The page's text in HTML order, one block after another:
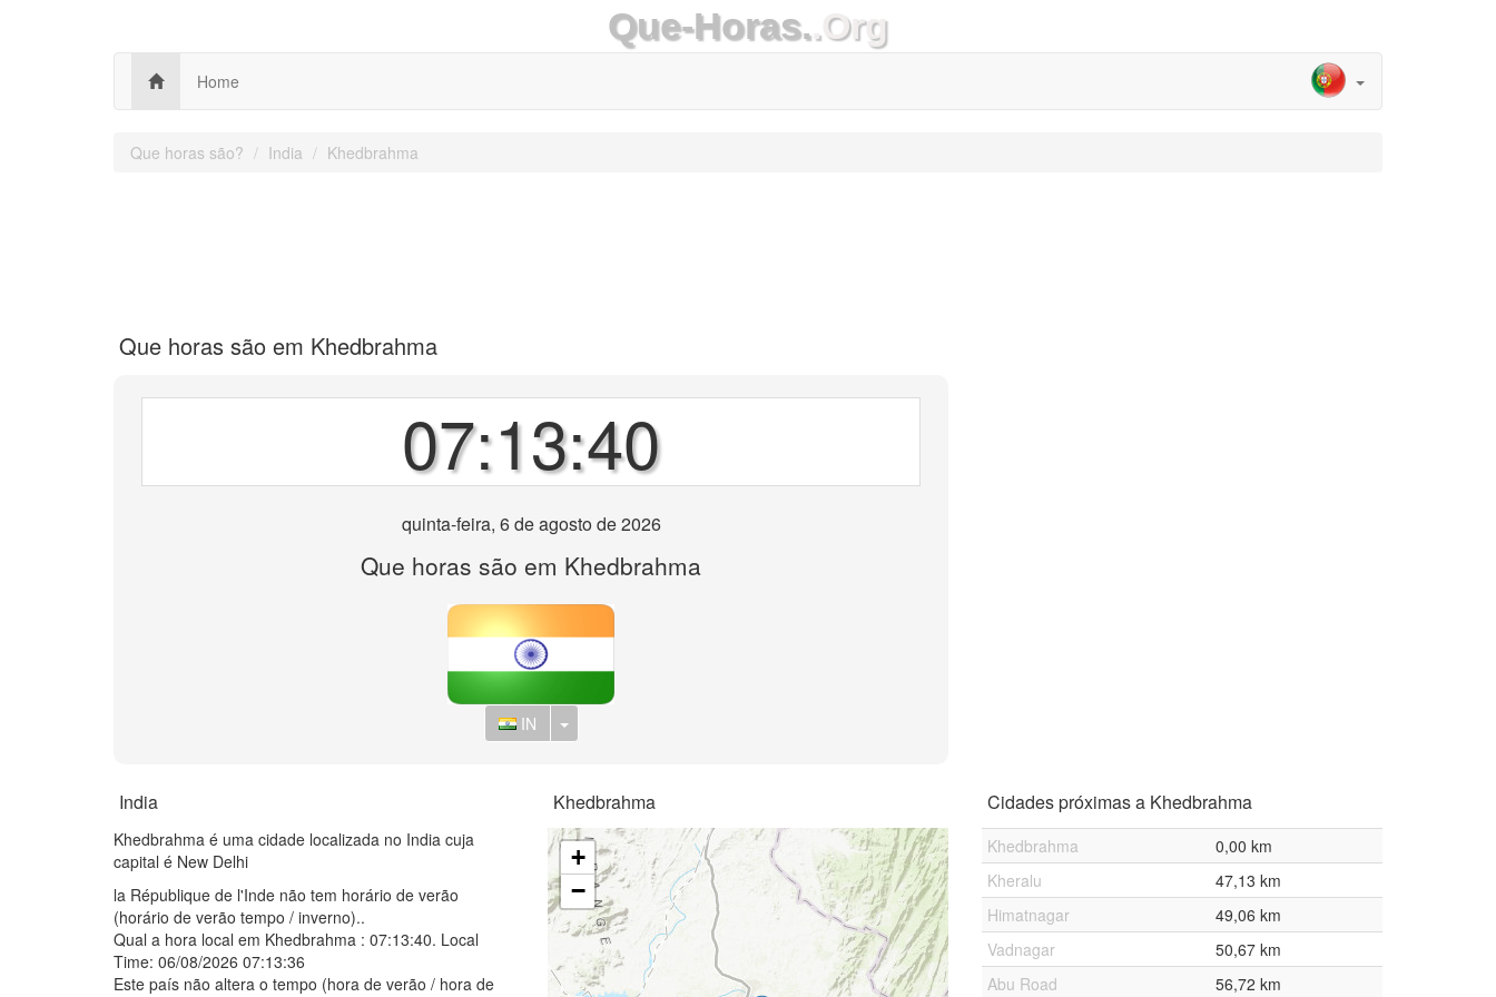
Que-Horas..Org
Home
Que horas são? India Khedbrahma
Que horas são em Khedbrahma
07:13:40
quinta-feira, 6 de agosto de 2026
Que horas são em Khedbrahma
IN Toggle Dropdown
India
Khedbrahma é uma cidade localizada no India cuja
capital é New Delhi
la République de l'Inde não tem horário de verão
(horário de verão tempo / inverno)..
Qual a hora local em Khedbrahma : 07:13:40. Local
Time: 06/08/2026 07:13:36
Este país não altera o tempo (hora de verão / hora de
Khedbrahma
+
−
Cidades próximas a Khedbrahma
Khedbrahma
0,00 km
Kheralu
47,13 km
Himatnagar
49,06 km
Vadnagar
50,67 km
Abu Road
56,72 km